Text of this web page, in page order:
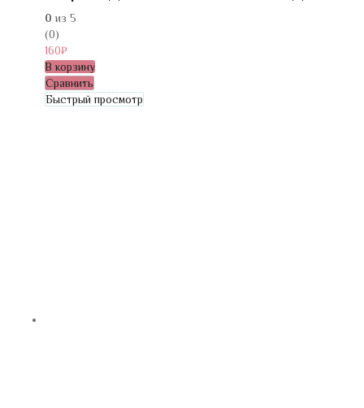
0 из 5
(0)
160₽
В корзину
Сравнить
Быстрый просмотр